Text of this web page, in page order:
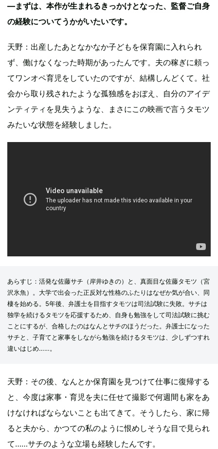
—まずは、本作が生まれるきっかけとなった、監督ご自身
の経験についてうかがいたいです。
天野：出産したあとなかなか子どもを保育園に入れられ
ず、働けなくなった時期があったんです。夫の稼ぎに頼っ
てワンオペ育児をしていたのですが、結構しんどくて。社
会から取り残されたような孤独感をおぼえ、自分のアイデ
ンティティを見失うような、まさにこの映画で言うタモツ
みたいな状態を経験しました。
あらすじ：活発な佐藤サチ（岸井ゆきの）と、真面目な佐藤タモツ（宮
沢氷魚）。大学で出会った正反対な性格のふたりはなぜか気が合い、同
棲を始める。5年後、弁護士を目指すタモツは司法試験に失敗。サチは
独学を続けるタモツを応援するため、自身も勉強をして司法試験に挑む
ことにするが、合格したのはなんとサチのほうだった。弁護士になった
サチと、子育てと家事をしながら勉強を続けるタモツは、少しずつすれ
違いはじめ……。
天野：その後、なんとか保育園を見つけて仕事に復帰する
と、今度は家事・育児を夫に任せて撮影で何週間も家をあ
けなければならないことも出てきて。そうしたら、家に帰
ると夫から、かつての私のように恨めしそうな目で見られ
て……サチのような立場も経験したんです。